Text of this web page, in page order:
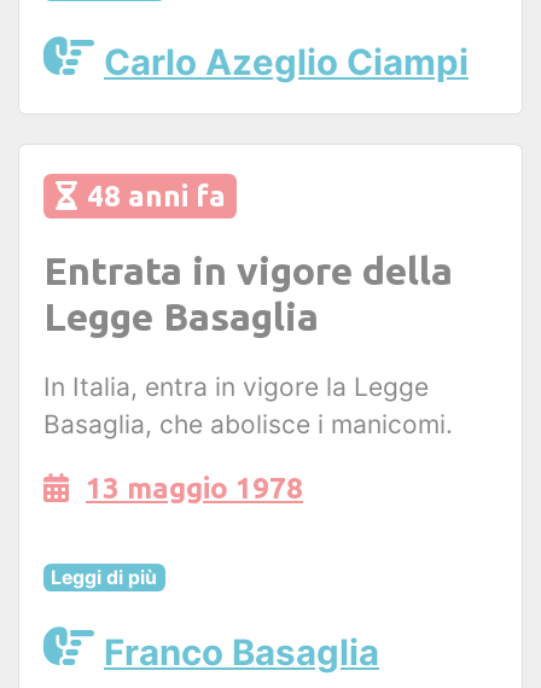
Carlo Azeglio Ciampi
48 anni fa
Entrata in vigore della
Legge Basaglia
In Italia, entra in vigore la Legge
Basaglia, che abolisce i manicomi.
13 maggio 1978
Leggi di più
Franco Basaglia